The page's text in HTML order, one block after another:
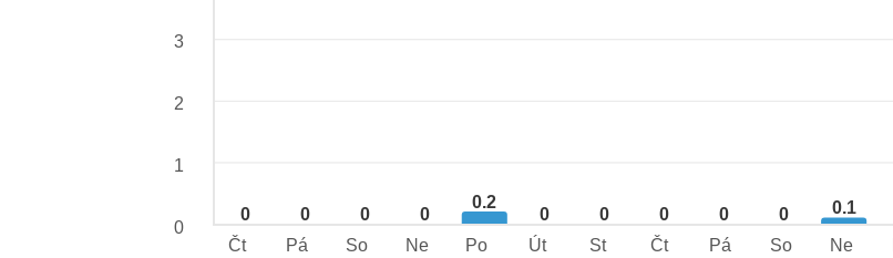
0 0 0 0
0.2
0 0 0 0 0 0.1
3
2
1
0
Čt
Pá So Ne Po Út St Čt Pá So Ne